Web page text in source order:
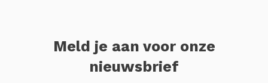
Meld je aan voor onze
nieuwsbrief